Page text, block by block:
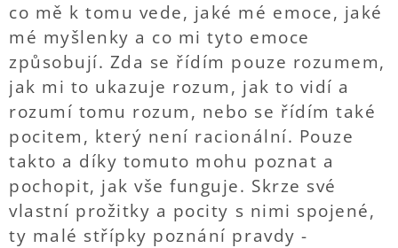
co mě k tomu vede, jaké mé emoce, jaké
mé myšlenky a co mi tyto emoce
způsobují. Zda se řídím pouze rozumem,
jak mi to ukazuje rozum, jak to vidí a
rozumí tomu rozum, nebo se řídím také
pocitem, který není racionální. Pouze
takto a díky tomuto mohu poznat a
pochopit, jak vše funguje. Skrze své
vlastní prožitky a pocity s nimi spojené,
ty malé střípky poznání pravdy -